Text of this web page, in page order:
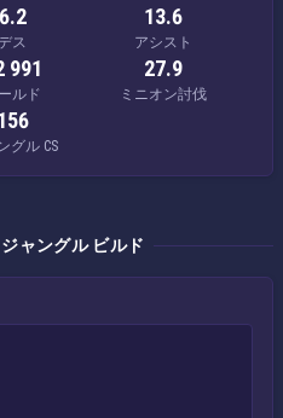
6.2
ス
13.6
アシスト
991
ルド
27.9
ミニオン討伐
グル CS
ャングル ビルド